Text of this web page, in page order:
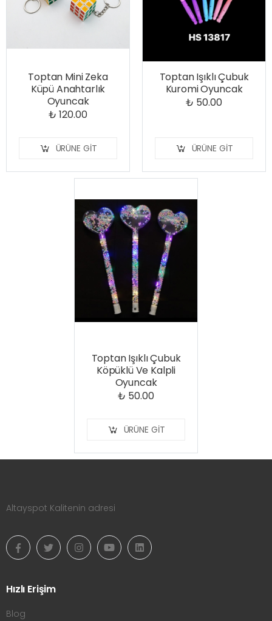
Toptan Mini Zeka
Küpü Anahtarlık
Oyuncak
₺ 120.00
ÜRÜNE GIT
Toptan Işıklı Çubuk
Kuromi Oyuncak
₺ 50.00
ÜRÜNE GIT
Toptan Işıklı Çubuk
Köpüklü Ve Kalpli
Oyuncak
₺ 50.00
ÜRÜNE GIT
Altayspot Kalitenin adresi
Hızlı Erişim
Blog